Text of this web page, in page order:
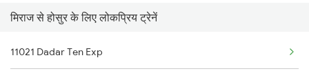
Miraj to Kinwat Trains
Miraj to Bhatni Trains
Hosur to Raichur Trains
Hosur to Kurduwadi Trains
मिराज से होसुर के लिए लोकप्रिय ट्रेनें
11021 Dadar Ten Exp